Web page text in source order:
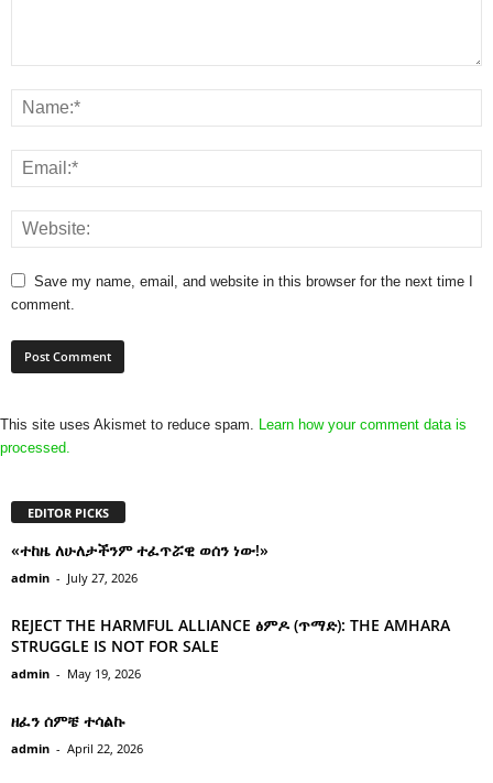
Save my name, email, and website in this browser for the next time I
comment.
This site uses Akismet to reduce spam. Learn how your comment data is
processed.
EDITOR PICKS
«ተከዜ ለሁለታችንም ተፈጥሯዊ ወሰን ነው!»
admin - July 27, 2026
REJECT THE HARMFUL ALLIANCE ፅምዶ (ጥማድ): THE AMHARA
STRUGGLE IS NOT FOR SALE
admin - May 19, 2026
ዘፈን ሰምቼ ተሳልኩ
admin - April 22, 2026